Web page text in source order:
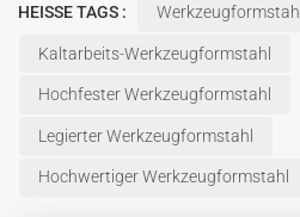
HEISSE TAGS : Werkzeugformstahl
Kaltarbeits-Werkzeugformstahl
Hochfester Werkzeugformstahl
Legierter Werkzeugformstahl
Hochwertiger Werkzeugformstahl